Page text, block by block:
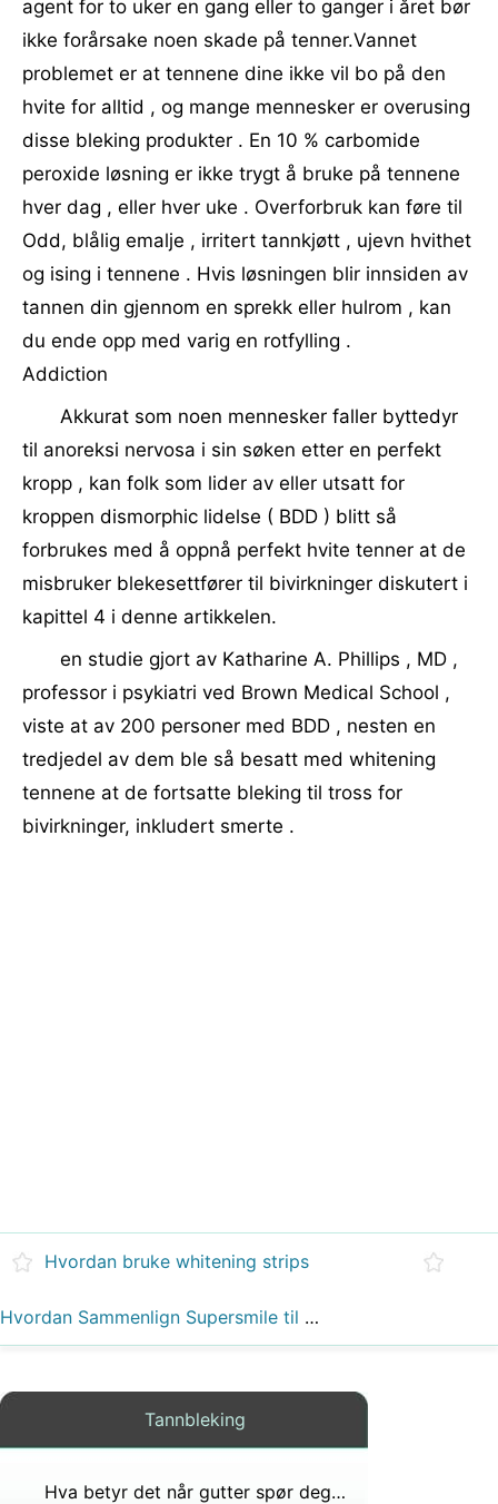
agent for to uker en gang eller to ganger i året bør
ikke forårsake noen skade på tenner.Vannet
problemet er at tennene dine ikke vil bo på den
hvite for alltid , og mange mennesker er overusing
disse bleking produkter . En 10 % carbomide
peroxide løsning er ikke trygt å bruke på tennene
hver dag , eller hver uke . Overforbruk kan føre til
Odd, blålig emalje , irritert tannkjøtt , ujevn hvithet
og ising i tennene . Hvis løsningen blir innsiden av
tannen din gjennom en sprekk eller hulrom , kan
du ende opp med varig en rotfylling .
Addiction
Akkurat som noen mennesker faller byttedyr
til anoreksi nervosa i sin søken etter en perfekt
kropp , kan folk som lider av eller utsatt for
kroppen dismorphic lidelse ( BDD ) blitt så
forbrukes med å oppnå perfekt hvite tenner at de
misbruker blekesettfører til bivirkninger diskutert i
kapittel 4 i denne artikkelen.
en studie gjort av Katharine A. Phillips , MD ,
professor i psykiatri ved Brown Medical School ,
viste at av 200 personer med BDD , nesten en
tredjedel av dem ble så besatt med whitening
tennene at de fortsatte bleking til tross for
bivirkninger, inkludert smerte .
Hvordan bruke whitening strips
Hvordan Sammenlign Supersmile til GoSmile
Tannbleking
Hva betyr det når gutter spør deg hvilken farge tannbørsten din har?